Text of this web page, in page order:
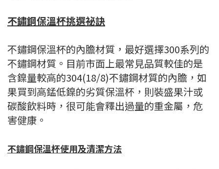
不鏽鋼保溫杯挑選祕訣
不鏽鋼保溫杯的內膽材質，最好選擇300系列的
不鏽鋼材質。目前市面上最常見品質較佳的是
含鎳量較高的304(18/8)不鏽鋼材質的內膽，如
果買到高錳低鎳的劣質保溫杯，則裝盛果汁或
碳酸飲料時，很可能會釋出過量的重金屬，危
害健康。
不鏽鋼保溫杯使用及清潔方法